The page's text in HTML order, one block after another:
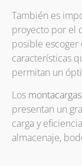
También es
proyecto por el
posible escoger
características
permitan un
Los
presentan un
carga y
almacenaje,